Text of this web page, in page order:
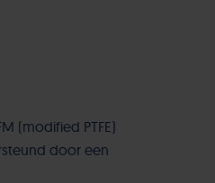
(modified PTFE)
door een